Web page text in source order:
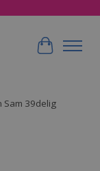
Sam 39delig